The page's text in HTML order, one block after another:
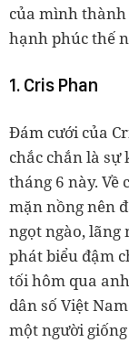
của mình
hạnh phúc thế
1. Cris Phan
Đám cưới của
chắc chắn là
tháng 6 này. Về
mặn nồng nên
ngọt ngào, lãng
phát biểu đậm
tối hôm qua
dân số Việt
một người